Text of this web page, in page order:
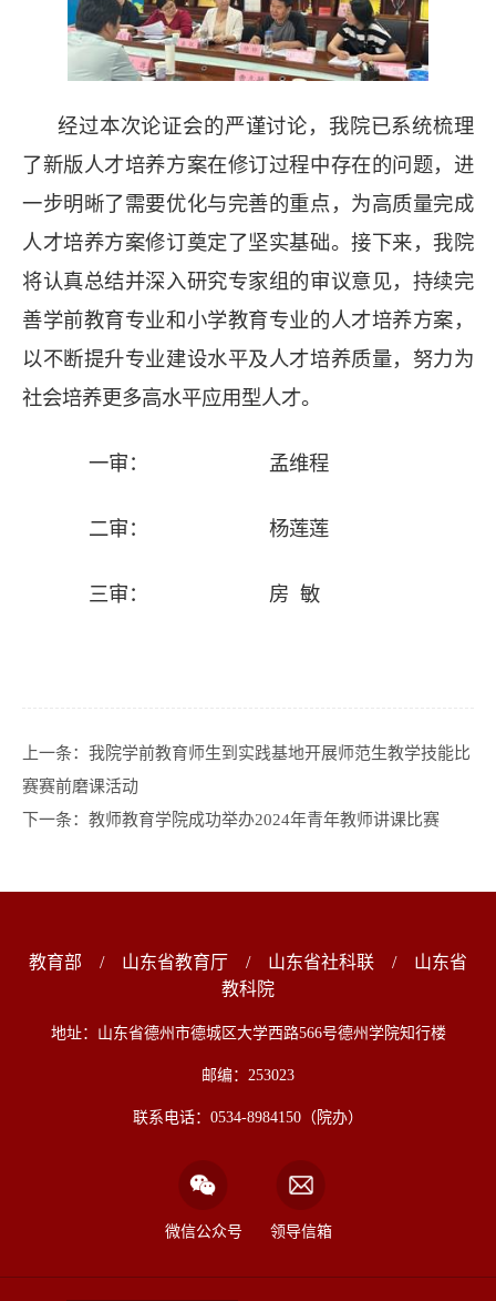
经过本次论证会的严谨讨论，我院已系统梳理
了新版人才培养方案在修订过程中存在的问题，进
一步明晰了需要优化与完善的重点，为高质量完成
人才培养方案修订奠定了坚实基础。接下来，我院
将认真总结并深入研究专家组的审议意见，持续完
善学前教育专业和小学教育专业的人才培养方案，
以不断提升专业建设水平及人才培养质量，努力为
社会培养更多高水平应用型人才。
一审： 孟维程
二审： 杨莲莲
三审： 房 敏
上一条： 我院学前教育师生到实践基地开展师范生教学技能比
赛赛前磨课活动
下一条： 教师教育学院成功举办2024年青年教师讲课比赛
教育部 / 山东省教育厅 / 山东省社科联 /
山东省
教科院
地址：山东省德州市德城区大学西路566号德州学院知行楼
邮编：253023
联系电话：0534-8984150（院办）
微信公众号 领导信箱